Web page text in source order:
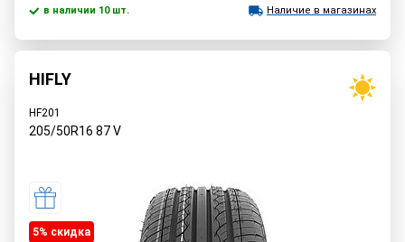
в наличии 10 шт. Наличие в магазинах
HIFLY
HF201
205/50R16 87V
5% cкидка